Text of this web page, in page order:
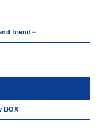
friend～
BOX